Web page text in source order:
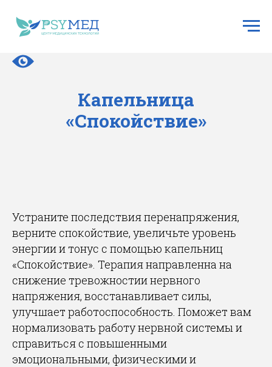
Капельница
«Спокойствие»
Устраните последствия перенапряжения,
верните спокойствие, увеличьте уровень
энергии и тонус с помощью капельниц
«Спокойствие». Терапия направленна на
снижение тревожностии нервного
напряжения, восстанавливает силы,
улучшает работоспособность. Поможет вам
нормализовать работу нервной системы и
справиться с повышенными
эмоциональными, физическими и